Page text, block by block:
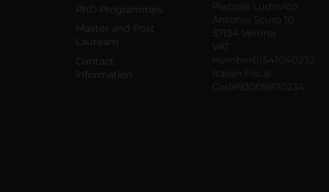
PhD Programmes
Master and Post
Lauream
Contact
information
Piazzale Ludovico
Antonio Scuro 10
37134 Verona
VAT
number01541040232
Italian Fiscal
Code93009870234